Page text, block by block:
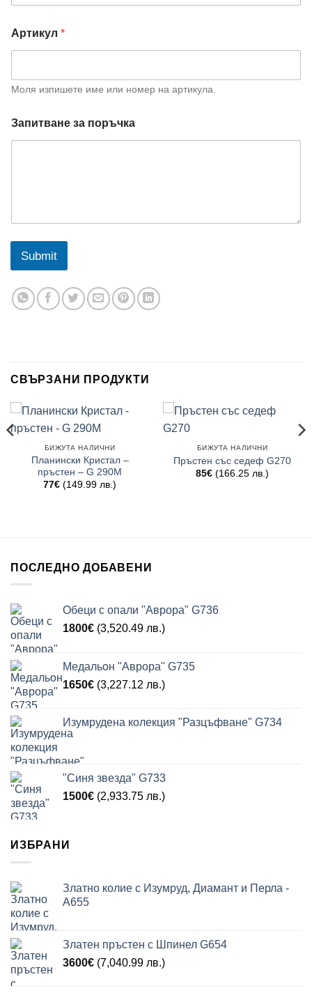
Артикул *
Моля изпишете име или номер на артикула.
з
а
Запитване за поръчка
Submit
СВЪРЗАНИ ПРОДУКТИ
БИЖУТА НАЛИЧНИ
Планински Кристал –
пръстен – G 290M
77€ (149.99 лв.)
БИЖУТА НАЛИЧНИ
Пръстен със седеф G270
85€ (166.25 лв.)
ПОСЛЕДНО ДОБАВЕНИ
Обеци с опали "Аврора" G736
1800€ (3,520.49 лв.)
Медальон "Аврора" G735
1650€ (3,227.12 лв.)
Изумрудена колекция "Разцъфване" G734
"Синя звезда" G733
1500€ (2,933.75 лв.)
ИЗБРАНИ
Златно колие с Изумруд, Диамант и Перла -
A655
Златен пръстен с Шпинел G654
3600€ (7,040.99 лв.)